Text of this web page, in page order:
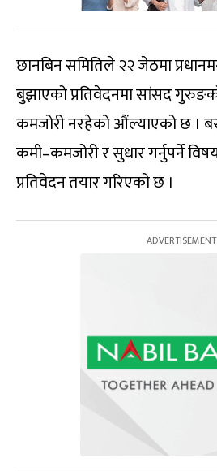
छानबिन समितिले २२ जेठमा
बुझाएको प्रतिवेदनमा सांसद
कमजोरी नरहेको औंल्याएको छ ।
कमी–कमजोरी र सुधार गर्नुपर्ने
प्रतिवेदन तयार गरिएको छ ।